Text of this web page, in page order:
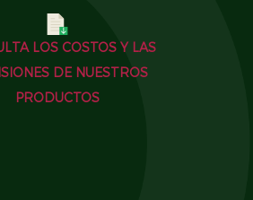
LOS COSTOS Y LAS
DE NUESTROS
PRODUCTOS